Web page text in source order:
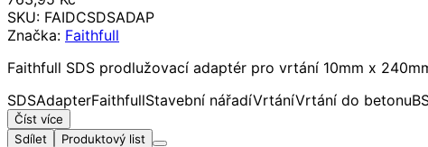
SKU: FAIDCSDSADAP
Značka: Faithfull
Faithfull SDS prodlužovací adaptér pro vrtání 10mm x
SDSAdapterFaithfullStavební nářadíVrtáníVrtání do betonu
Číst více
Sdílet
Produktový list